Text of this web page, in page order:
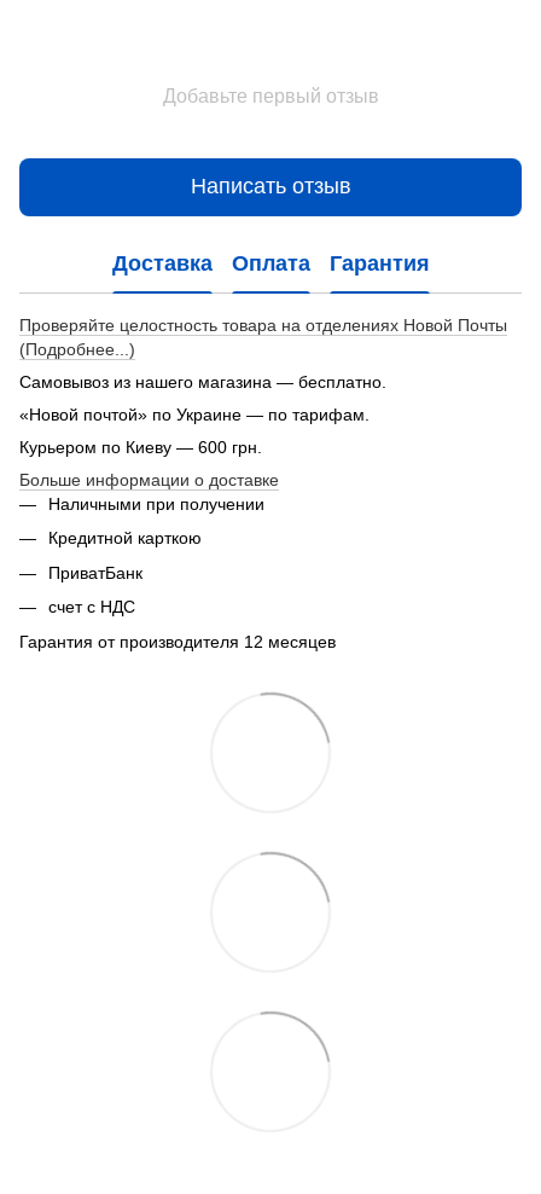
Добавьте первый отзыв
Написать отзыв
Доставка Оплата Гарантия
Проверяйте целостность товара на отделениях Новой Почты
(Подробнее...)
Самовывоз из нашего магазина — бесплатно.
«Новой почтой» по Украине — по тарифам.
Курьером по Киеву — 600 грн.
Больше информации о доставке
Наличными при получении
Кредитной карткою
ПриватБанк
счет с НДС
Гарантия от производителя 12 месяцев